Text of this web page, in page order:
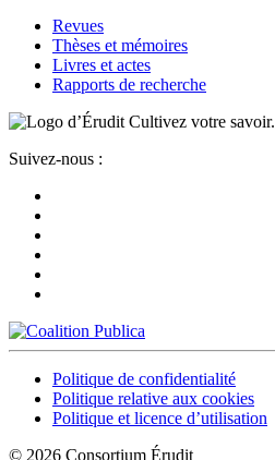
Revues
Thèses et mémoires
Livres et actes
Rapports de recherche
Cultivez votre savoir.
Suivez-nous :
Politique de confidentialité
Politique relative aux cookies
Politique et licence d’utilisation
© 2026 Consortium Érudit